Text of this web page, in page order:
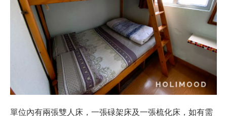
單位內有兩張雙人床，一張碌架床及一張梳化床，如有需